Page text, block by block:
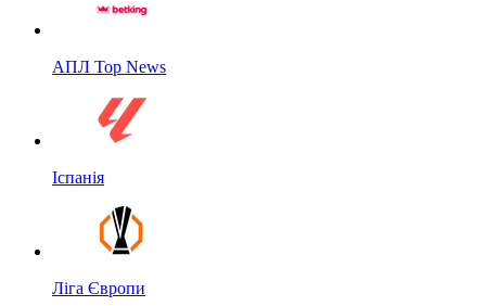
АПЛ Top News
Іспанія
Ліга Європи